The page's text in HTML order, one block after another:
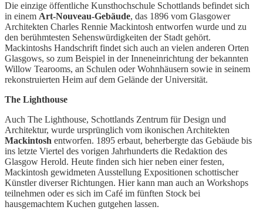
Die einzige öffentliche Kunsthochschule Schottlands befindet sich
in einem Art-Nouveau-Gebäude, das 1896 vom Glasgower
Architekten Charles Rennie Mackintosh entworfen wurde und zu
den berühmtesten Sehenswürdigkeiten der Stadt gehört.
Mackintoshs Handschrift findet sich auch an vielen anderen Orten
Glasgows, so zum Beispiel in der Inneneinrichtung der bekannten
Willow Tearooms, an Schulen oder Wohnhäusern sowie in seinem
rekonstruierten Heim auf dem Gelände der Universität.
The Lighthouse
Auch The Lighthouse, Schottlands Zentrum für Design und
Architektur, wurde ursprünglich vom ikonischen Architekten
Mackintosh entworfen. 1895 erbaut, beherbergte das Gebäude bis
ins letzte Viertel des vorigen Jahrhunderts die Redaktion des
Glasgow Herold. Heute finden sich hier neben einer festen,
Mackintosh gewidmeten Ausstellung Expositionen schottischer
Künstler diverser Richtungen. Hier kann man auch an Workshops
teilnehmen oder es sich im Café im fünften Stock bei
hausgemachtem Kuchen gutgehen lassen.